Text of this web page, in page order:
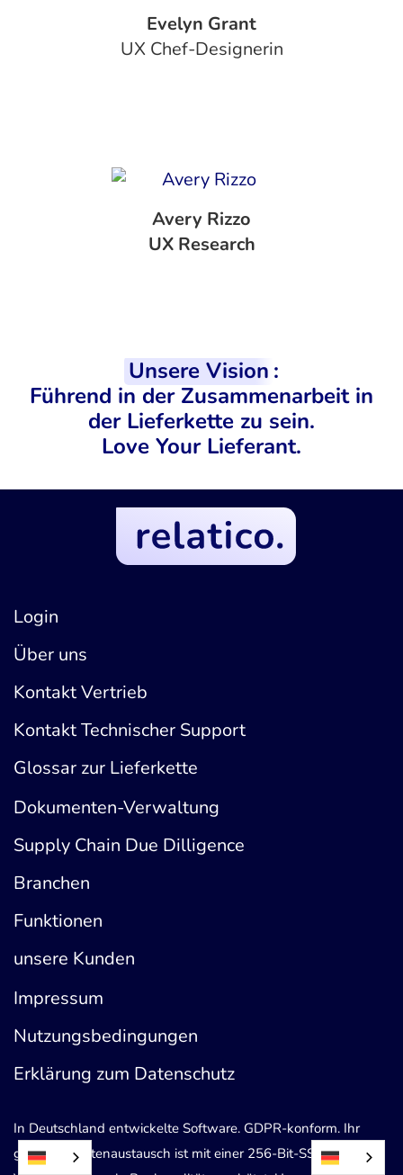
Evelyn Grant
UX Chef-Designerin
Avery Rizzo
‍UX Research
Unsere Vision :
Führend in der Zusammenarbeit in
der Lieferkette zu sein.
Love Your Lieferant.
Login
Über uns
Kontakt Vertrieb
Kontakt Technischer Support
Glossar zur Lieferkette
Dokumenten-Verwaltung
Supply Chain Due Dilligence
Branchen
Funktionen
unsere Kunden
Impressum
Nutzungsbedingungen
Erklärung zum Datenschutz
In Deutschland entwickelte Software. GDPR-konform. Ihr
gesamter Datenaustausch ist mit einer 256-Bit-SSL-